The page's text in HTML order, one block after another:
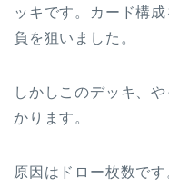
ッキです。カード構
負を狙いました。
しかしこのデッキ、
かります。
原因はドロー枚数で